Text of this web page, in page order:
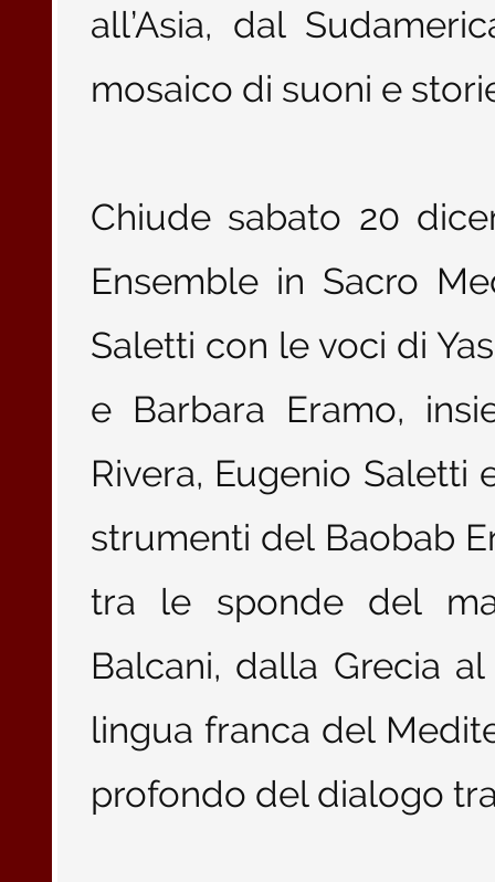
all’Asia, dal
mosaico di suoni e
Chiude sabato 20
Ensemble in Sacro
Saletti con le voci di
e Barbara Eramo,
Rivera, Eugenio Saletti
strumenti del Baobab
tra le sponde del
Balcani, dalla Grecia
lingua franca del
profondo del dialogo